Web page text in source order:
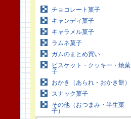
チョコレート菓子
キャンディ菓子
キャラメル菓子
ラムネ菓子
ガムのまとめ買い
ビスケット・クッキー・焼菓
子
おかき（あられ・おかき餅）
スナック菓子
その他（おつまみ・半生菓
子）